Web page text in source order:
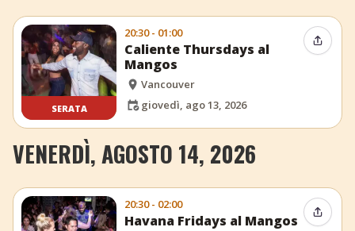
SERATA
20:30 - 01:00
Caliente Thursdays al
Mangos
Vancouver
giovedì, ago 13, 2026
VENERDÌ, AGOSTO 14, 2026
20:30 - 02:00
Havana Fridays al Mangos